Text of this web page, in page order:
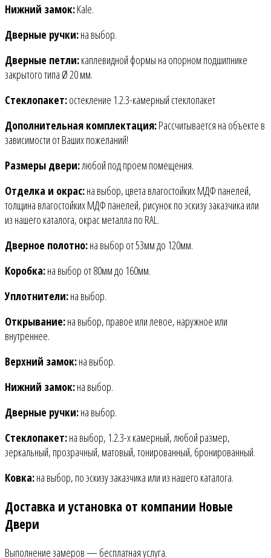
Нижний замок:Kale.
Дверные ручки:на выбор.
Дверные петли:каплевидной формы на опорном подшипнике
закрытого типа Ø 20 мм.
Стеклопакет:остекление 1.2.3-камерный стеклопакет
Дополнительная комплектация:Рассчитывается на объекте в
зависимости от Ваших пожеланий!
Размеры двери:любой под проем помещения.
Отделка и окрас:на выбор, цвета влагостойких МДФ панелей,
толщина влагостойких МДФ панелей, рисунок по эскизу заказчика или
из нашего каталога, окрас металла по RAL.
Дверное полотно:на выбор от 53мм до 120мм.
Коробка:на выбор от 80мм до 160мм.
Уплотнители:на выбор.
Открывание:на выбор, правое или левое, наружное или
внутреннее.
Верхний замок:на выбор.
Нижний замок:на выбор.
Дверные ручки:на выбор.
Стеклопакет:на выбор, 1.2.3-х камерный, любой размер,
зеркальный, прозрачный, матовый, тонированный, бронированный.
Ковка:на выбор, по эскизу заказчика или из нашего каталога.
Доставка и установка от компании Новые
Двери
Выполнение замеров — бесплатная услуга.